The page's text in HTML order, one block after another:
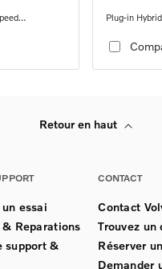
Plug-in
Retour en haut
essai
Reparations
support &
CONTACT
Contact
Trouvez
Réserver
Demander